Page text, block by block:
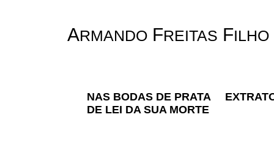
ARMANDO FREITAS FILHO
NAS BODAS DE PRATA
DE LEI DA SUA MORTE